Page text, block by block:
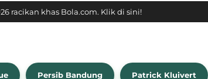
racikan khas Bola.com. Klik di sini!
Persib Bandung Patrick Kluivert